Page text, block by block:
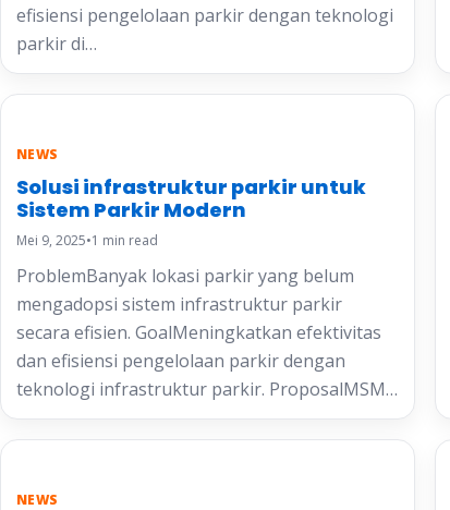
efisiensi pengelolaan parkir dengan teknologi
parkir di…
NEWS
Solusi infrastruktur parkir untuk
Sistem Parkir Modern
Mei 9, 2025•1 min read
ProblemBanyak lokasi parkir yang belum
mengadopsi sistem infrastruktur parkir
secara efisien. GoalMeningkatkan efektivitas
dan efisiensi pengelolaan parkir dengan
teknologi infrastruktur parkir. ProposalMSM…
NEWS